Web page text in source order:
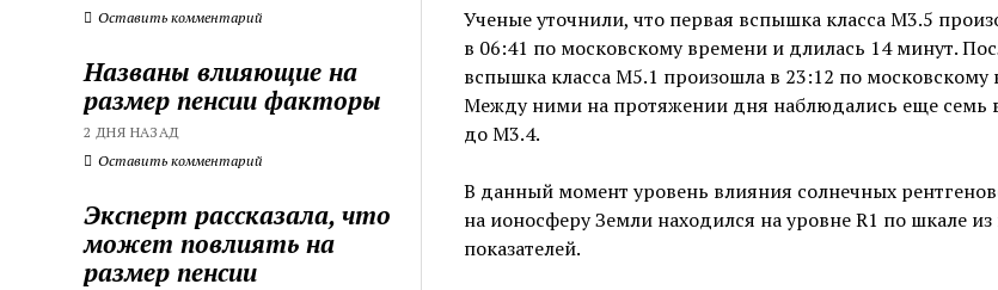
Оставить комментарий
Названы влияющие на
размер пенсии факторы
2 ДНЯ НАЗАД
Оставить комментарий
Эксперт рассказала, что
может повлиять на
размер пенсии
Ученые уточнили, что первая вспышка класса М3.5
в 06:41 по московскому времени и длилась 14 минут.
вспышка класса М5.1 произошла в 23:12 по московскому
Между ними на протяжении дня наблюдались еще семь
до М3.4.
В данный момент уровень влияния солнечных
на ионосферу Земли находился на уровне R1 по шкале из
показателей.